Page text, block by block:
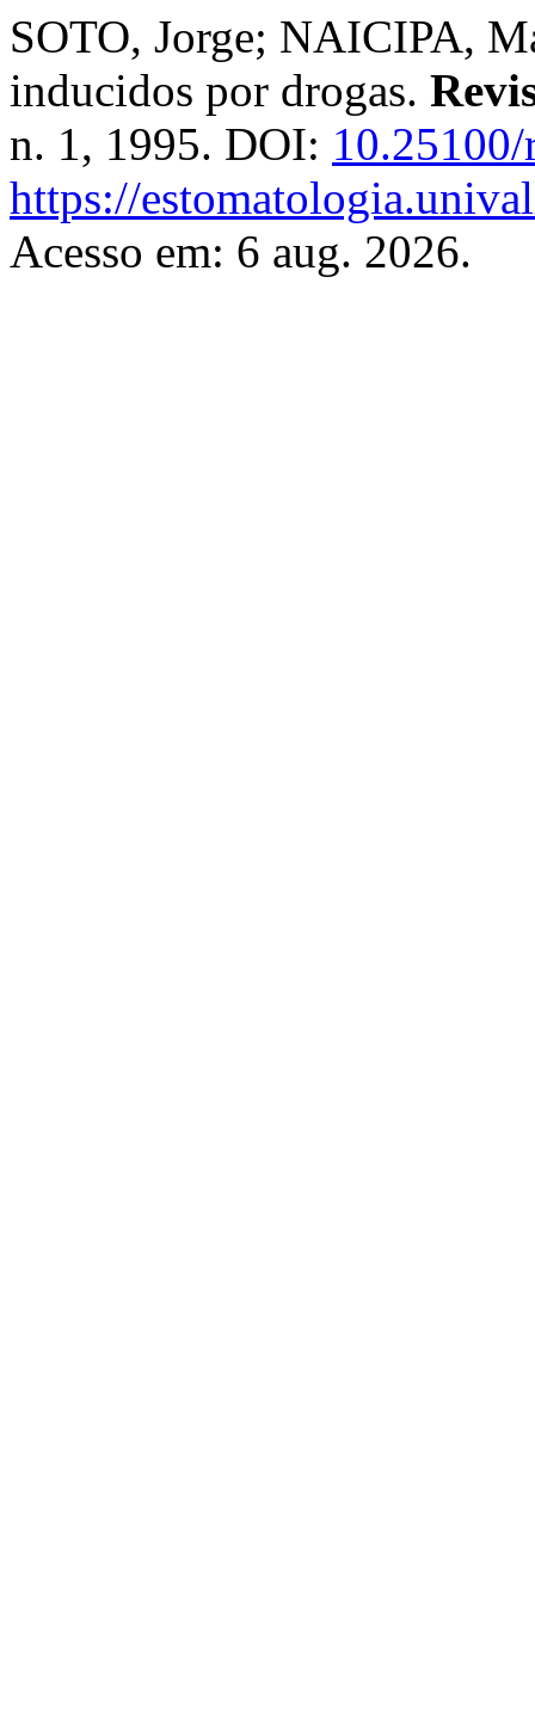
SOTO, Jorge; NAICIPA,
inducidos por drogas.
n. 1, 1995. DOI:
https://
Acesso em: 6 aug. 2026.